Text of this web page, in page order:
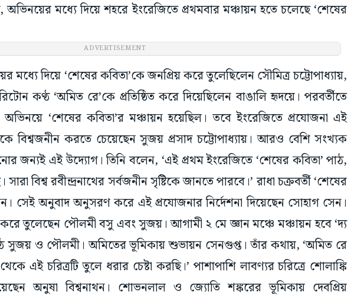
মধ্যে দিয়ে শহরে ইংরেজিতে প্রথমবার মঞ্চায়ন হতে চলেছে ‘শেষের
ADVERTISEMENT
দিয়ে ‘শেষের কবিতা’কে জনপ্রিয় করে তুলেছিলেন সৌমিত্র চট্টোপাধ্যায়,
কণ্ঠ ‘অমিত রে’কে প্রতিষ্ঠিত করে দিয়েছিলেন বাঙালি হৃদয়ে। পরবর্তীতে
‘শেষের কবিতা’র মঞ্চায়ন হয়েছিল। তবে ইংরেজিতে প্রযোজনা এই
বিশ্বজনীন করতে চেয়েছেন সুজয় প্রসাদ চট্টোপাধ্যায়। আরও বেশি সংখ্যক
জন্যই এই উদ্যোগ। তিনি বলেন, ‘এই প্রথম ইংরেজিতে ‘শেষের কবিতা’ পাঠ,
বিশ্ব রবীন্দ্রনাথের সর্বজনীন সৃষ্টিকে জানতে পারবে।’ রাধা চক্রবর্তী ‘শেষের
সেই অনুবাদ অনুসরণ করে এই প্রযোজনার নির্দেশনা দিয়েছেন সোহাগ সেন।
তুলেছেন পৌলমী বসু এবং সুজয়। আগামী ২ মে জ্ঞান মঞ্চে মঞ্চায়ন হবে ‘দ্য
সুজয় ও পৌলমী। অমিতের ভূমিকায় শুভায়ন সেনগুপ্ত। তাঁর কথায়, ‘অমিত রে
এই চরিত্রটি তুলে ধরার চেষ্টা করছি।’ পাশাপাশি লাবণ্যর চরিত্রে শোলাঙ্কি
অনুষা বিশ্বনাথন। শোভনলাল ও জ্যোতি শঙ্করের ভূমিকায় দেবপ্রিয়